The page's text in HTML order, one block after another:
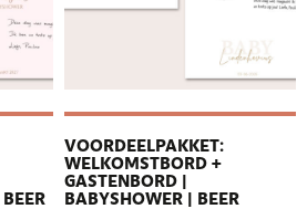
VOORDEELPAKKET:
WELKOMSTBORD +
GASTENBORD |
BABYSHOWER | BEER